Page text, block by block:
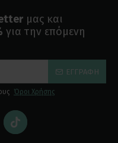
μας και
για την επόμενη
ΕΓΓΡΑΦΉ
Όροι Χρήσης